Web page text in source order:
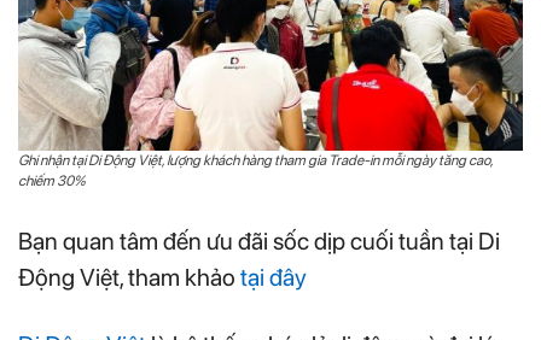
Ghi nhận tại Di Động Việt, lượng khách hàng tham gia Trade-in mỗi ngày tăng cao,
chiếm 30%
Bạn quan tâm đến ưu đãi sốc dịp cuối tuần tại Di
Động Việt, tham khảo tại đây